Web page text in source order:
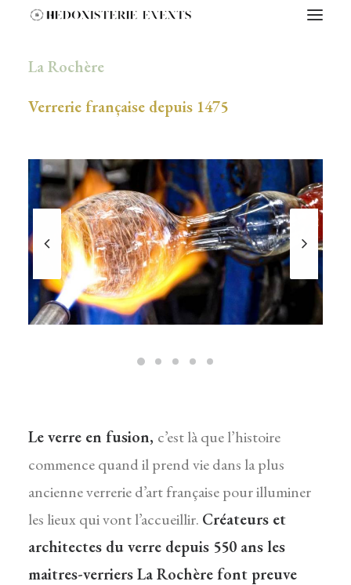
La Rochère
Verrerie française depuis 1475
Le verre en fusion, c’est là que l’histoire
commence quand il prend vie dans la plus
ancienne verrerie d’art française pour illuminer
les lieux qui vont l’accueillir. Créateurs et
architectes du verre depuis 550 ans les
maitres-verriers La Rochère font preuve